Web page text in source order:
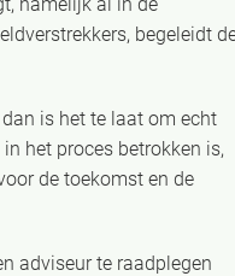
begeleidt
is het te laat om echt
het proces betrokken is,
de toekomst en de
adviseur te raadplegen